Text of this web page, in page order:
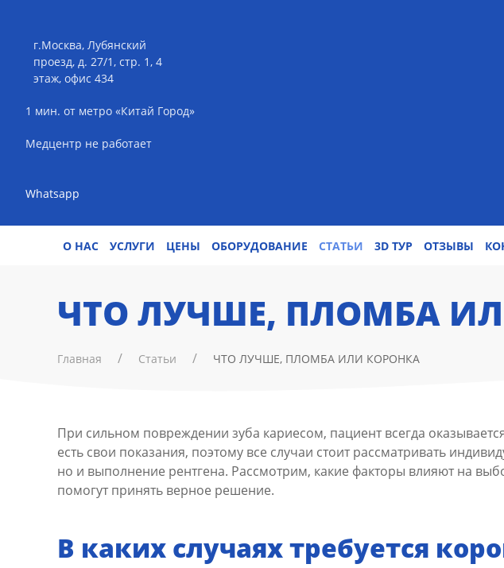
г.Москва, Лубянский
проезд, д. 27/1, стр. 1, 4
этаж, офис 434
1 мин. от метро «Китай Город»
Медцентр не работает
Whatsapp
О НАС УСЛУГИ ЦЕНЫ ОБОРУДОВАНИЕ СТАТЬИ 3D ТУР ОТЗЫВЫ
ЧТО ЛУЧШЕ, ПЛОМБА
Главная Статьи ЧТО ЛУЧШЕ, ПЛОМБА ИЛИ КОРОНКА
При сильном повреждении зуба кариесом, пациент всегда
есть свои показания, поэтому все случаи стоит рассматривать
но и выполнение рентгена. Рассмотрим, какие факторы влияют на
помогут принять верное решение.
В каких случаях требуется